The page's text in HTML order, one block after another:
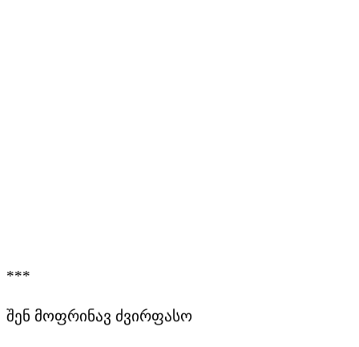
***
შენ მოფრინავ ძვირფასო